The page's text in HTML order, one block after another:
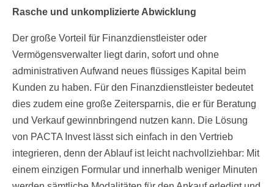
Rasche und unkomplizierte Abwicklung
Der große Vorteil für Finanzdienstleister oder
Vermögensverwalter liegt darin, sofort und ohne
administrativen Aufwand neues flüssiges Kapital beim
Kunden zu haben. Für den Finanzdienstleister bedeutet
dies zudem eine große Zeitersparnis, die er für Beratung
und Verkauf gewinnbringend nutzen kann. Die Lösung
von PACTA Invest lässt sich einfach in den Vertrieb
integrieren, denn der Ablauf ist leicht nachvollziehbar: Mit
einem einzigen Formular und innerhalb weniger Minuten